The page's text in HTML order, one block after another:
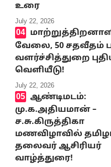
உரை
July 22, 2026
வேலை, 50 சதவீதம்
வளர்ச்சித்துறை
வெளியீடு!
July 22, 2026
ஆண்டிமடம்:
மு.க.அதியமான் –
ச.சு.கிருத்திகா
மணவிழாவில்
தலைவர் ஆசிரியர்
வாழ்த்துரை!